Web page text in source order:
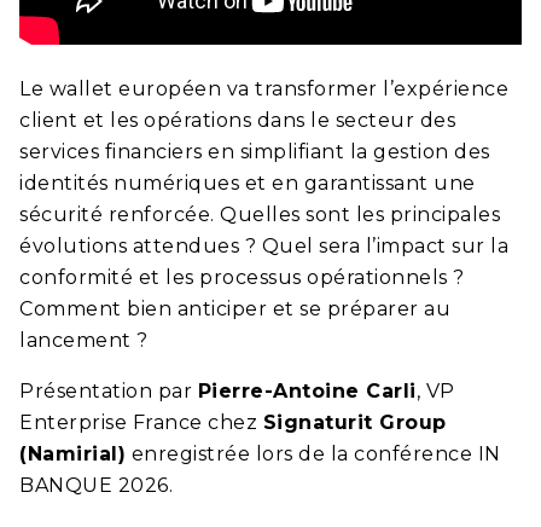
Le wallet européen va transformer l’expérience
client et les opérations dans le secteur des
services financiers en simplifiant la gestion des
identités numériques et en garantissant une
sécurité renforcée. Quelles sont les principales
évolutions attendues ? Quel sera l’impact sur la
conformité et les processus opérationnels ?
Comment bien anticiper et se préparer au
lancement ?
Présentation par Pierre-Antoine Carli, VP
Enterprise France chez Signaturit Group
(Namirial) enregistrée lors de la conférence IN
BANQUE 2026.